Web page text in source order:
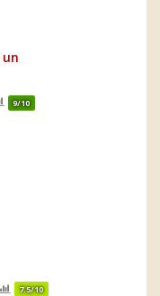
9/10
7.5/10